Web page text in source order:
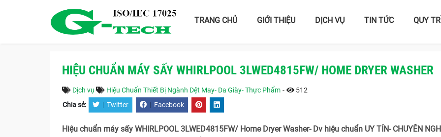
TRANG CHỦ GIỚI THIỆU DỊCH VỤ TIN TỨC QUY
HIỆU CHUẨN MÁY SẤY WHIRLPOOL 3LWED4815FW/ HOME DRYER WASHER
Dịch vụ Hiệu Chuẩn Thiết Bị Ngành Dệt May- Da Giày- Thực Phẩm - 512
Chia sẻ: | Twitter | Facebook
Hiệu chuẩn máy sấy WHIRLPOOL 3LWED4815FW/ Home Dryer Washer- Dv hiệu chuẩn UY TÍN- CHUYÊN